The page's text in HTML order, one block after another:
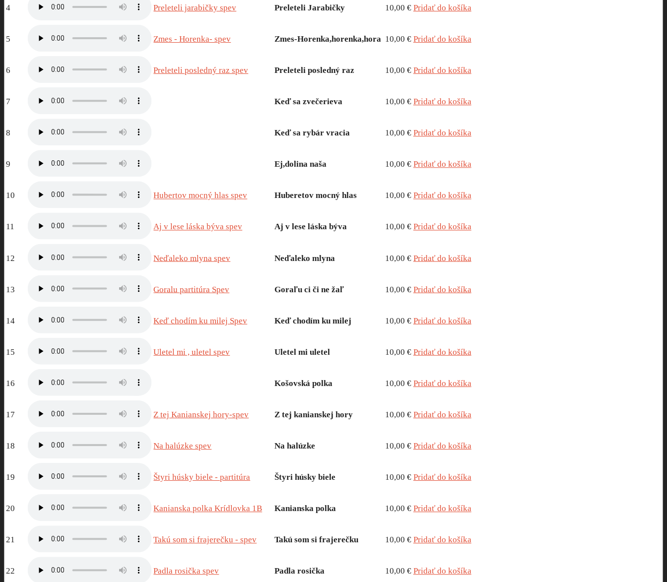
4 Preleteli jarabičky spev Preleteli Jarabičky 10,00 € Pridať do košíka
5 Zmes - Horenka- spev Zmes-Horenka,horenka,hora 10,00 € Pridať do košíka
6 Preleteli posledný raz spev Preleteli posledný raz 10,00 € Pridať do košíka
7 Keď sa zvečerieva 10,00 € Pridať do košíka
8 Keď sa rybár vracia 10,00 € Pridať do košíka
9 Ej,dolina naša 10,00 € Pridať do košíka
10 Hubertov mocný hlas spev Huberetov mocný hlas 10,00 € Pridať do košíka
11 Aj v lese láska býva spev Aj v lese láska býva 10,00 € Pridať do košíka
12 Neďaleko mlyna spev Neďaleko mlyna 10,00 € Pridať do košíka
13 Goralu partitúra Spev Goraľu ci či ne žaľ 10,00 € Pridať do košíka
14 Keď chodím ku milej Spev Keď chodím ku milej 10,00 € Pridať do košíka
15 Uletel mi , uletel spev Uletel mi uletel 10,00 € Pridať do košíka
16 Košovská polka 10,00 € Pridať do košíka
17 Z tej Kanianskej hory-spev Z tej kanianskej hory 10,00 € Pridať do košíka
18 Na halúzke spev Na halúzke 10,00 € Pridať do košíka
19 Štyri húsky biele - partitúra Štyri húsky biele 10,00 € Pridať do košíka
20 Kanianska polka Krídlovka 1B Kanianska polka 10,00 € Pridať do košíka
21 Takú som si frajerečku - spev Takú som si frajerečku 10,00 € Pridať do košíka
22 Padla rosička spev Padla rosička 10,00 € Pridať do košíka